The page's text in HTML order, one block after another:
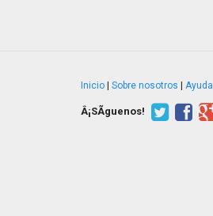
Inicio Sobre nosotros Ayuda
Â¡SÃ­guenos!